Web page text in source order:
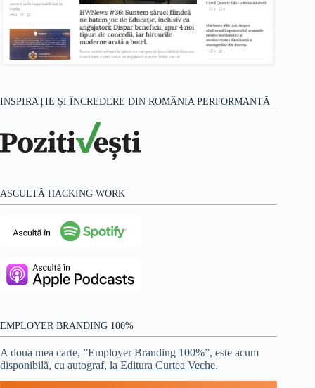
INSPIRAȚIE ȘI ÎNCREDERE DIN ROMÂNIA PERFORMANTĂ
ASCULTĂ HACKING WORK
EMPLOYER BRANDING 100%
A doua mea carte, ”Employer Branding 100%”, este acum
disponibilă, cu autograf, la Editura Curtea Veche.